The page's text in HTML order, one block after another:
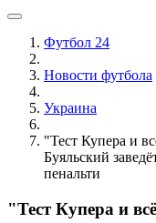
Футбол 24
Новости футбола
Украина
"Тест Купера и
Буяльский
пенальти
"Тест Купера и